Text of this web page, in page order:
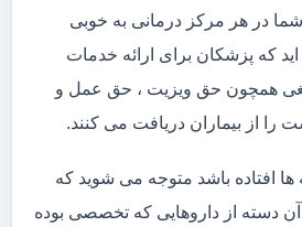
در هر مرکز درمانی به خوبی
که پزشکان برای ارائه خدمات
همچون حق ویزیت ، حق عمل و
را از بیماران دریافت می کنند.
ها افتاده باشد متوجه می شوید که
دسته از داروهایی که تخصصی بوده